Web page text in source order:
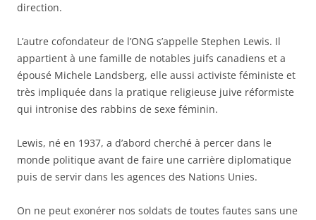
direction.
L’autre cofondateur de l’ONG s’appelle Stephen Lewis. Il
appartient à une famille de notables juifs canadiens et a
épousé Michele Landsberg, elle aussi activiste féministe et
très impliquée dans la pratique religieuse juive réformiste
qui intronise des rabbins de sexe féminin.
Lewis, né en 1937, a d’abord cherché à percer dans le
monde politique avant de faire une carrière diplomatique
puis de servir dans les agences des Nations Unies.
On ne peut exonérer nos soldats de toutes fautes sans une